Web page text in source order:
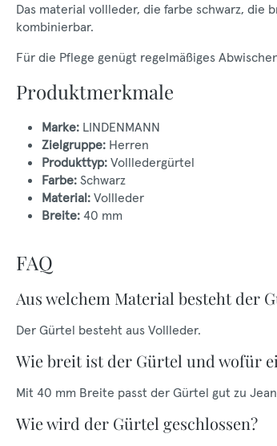
Das material vollleder, die farbe schwarz,
kombinierbar.
Für die Pflege genügt regelmäßiges
Produktmerkmale
Marke: LINDENMANN
Zielgruppe: Herren
Produkttyp: Vollledergürtel
Farbe: Schwarz
Material: Vollleder
Breite: 40 mm
FAQ
Aus welchem Material besteht der
Der Gürtel besteht aus Vollleder.
Wie breit ist der Gürtel und wofür
Mit 40 mm Breite passt der Gürtel gut zu
Wie wird der Gürtel geschlossen?